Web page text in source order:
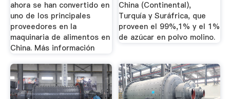
ahora se han convertido en
uno de los principales
proveedores en la
maquinaria de alimentos en
China. Más información
China (Continental),
Turquía y Suráfrica, que
proveen el 99%,1% y el 1%
de azúcar en polvo molino.